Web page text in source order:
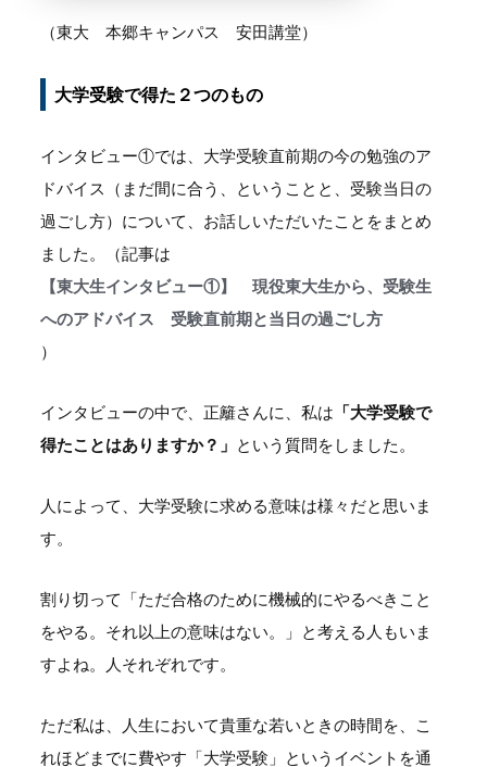
（東大 本郷キャンパス 安田講堂）
大学受験で得た２つのもの
インタビュー①では、大学受験直前期の今の勉強のア
ドバイス（まだ間に合う、ということと、受験当日の
過ごし方）について、お話しいただいたことをまとめ
ました。（記事は
【東大生インタビュー①】 現役東大生から、受験生
へのアドバイス 受験直前期と当日の過ごし方
）
インタビューの中で、正籬さんに、私は 「大学受験で
得たことはありますか？」 という質問をしました。
人によって、大学受験に求める意味は様々だと思いま
す。
割り切って「ただ合格のために機械的にやるべきこと
をやる。それ以上の意味はない。」と考える人もいま
すよね。人それぞれです。
ただ私は、人生において貴重な若いときの時間を、こ
れほどまでに費やす「大学受験」というイベントを通